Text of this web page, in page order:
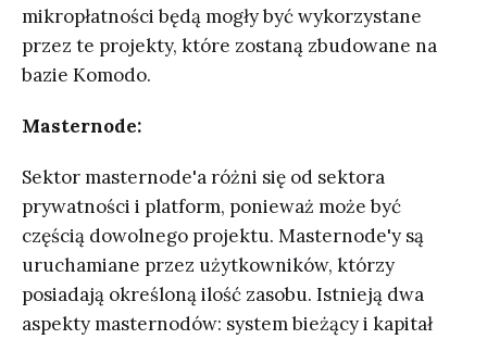
mikropłatności będą mogły być wykorzystane
przez te projekty, które zostaną zbudowane na
bazie Komodo.
Masternode:
Sektor masternode'a różni się od sektora
prywatności i platform, ponieważ może być
częścią dowolnego projektu. Masternode'y są
uruchamiane przez użytkowników, którzy
posiadają określoną ilość zasobu. Istnieją dwa
aspekty masternodów: system bieżący i kapitał